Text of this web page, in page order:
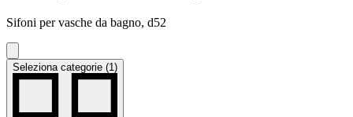
Sifoni per vasche da bagno, d52
Seleziona categorie (1)